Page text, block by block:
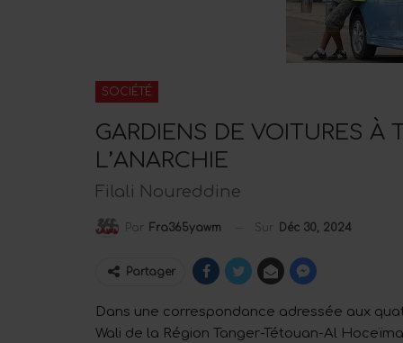
SOCIÉTÉ
GARDIENS DE VOITURES À
L’ANARCHIE
Filali Noureddine
Par Fra365yawm Sur Déc 30, 2024
Partager
Dans une correspondance adressée aux
Wali de la Région Tanger-Tétouan-Al